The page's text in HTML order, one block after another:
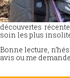
découvertes
soin les plus
Bonne lecture,
avis ou me